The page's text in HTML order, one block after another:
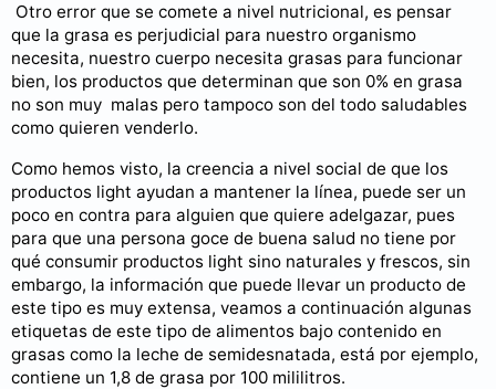
Otro error que se comete a nivel nutricional, es pensar
que la grasa es perjudicial para nuestro organismo
necesita, nuestro cuerpo necesita grasas para funcionar
bien, los productos que determinan que son 0% en grasa
no son muy malas pero tampoco son del todo saludables
como quieren venderlo.
Como hemos visto, la creencia a nivel social de que los
productos light ayudan a mantener la línea, puede ser un
poco en contra para alguien que quiere adelgazar, pues
para que una persona goce de buena salud no tiene por
qué consumir productos light sino naturales y frescos, sin
embargo, la información que puede llevar un producto de
este tipo es muy extensa, veamos a continuación algunas
etiquetas de este tipo de alimentos bajo contenido en
grasas como la leche de semidesnatada, está por ejemplo,
contiene un 1,8 de grasa por 100 mililitros.